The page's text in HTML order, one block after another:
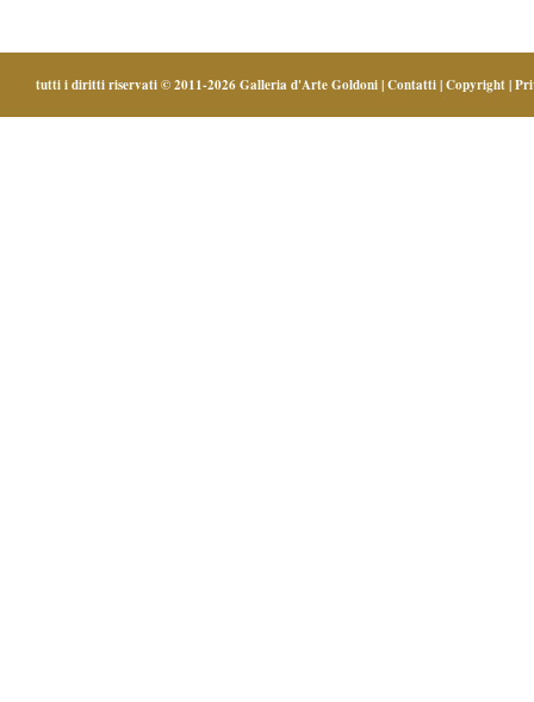
tutti i diritti riservati © 2011-2026Galleria d'Arte Goldoni|Contatti|Copyright|